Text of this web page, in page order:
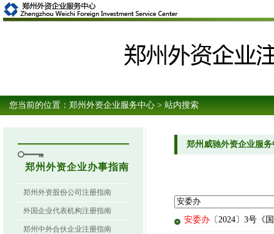
您当前的位置： 郑州外资企业服务中心 > 站内搜索
郑州外资企业办事指南
郑州外资股份公司注册指南
外国企业代表机构注册指南
郑州中外合伙企业注册指南
郑州威驰外资企业服
安委办 〔2024〕3号《